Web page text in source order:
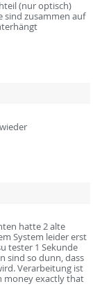
(nur optisch)
sind zusammen auf
hatte 2 alte
System leider erst
tester 1 Sekunde
sind so dunn, dass
Verarbeitung ist
money exactly that